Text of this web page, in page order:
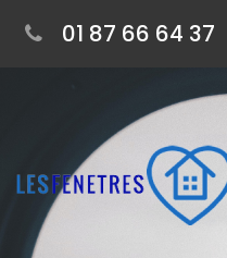
01 87 66 64 37